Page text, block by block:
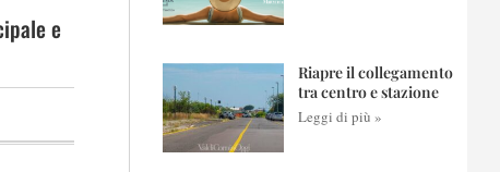
e
Riapre il collegamento
tra centro e stazione
Leggi di più »